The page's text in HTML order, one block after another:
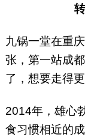
九锅一堂在重
张，第一站成
了，想要走得更
2014年，雄心
食习惯相近的